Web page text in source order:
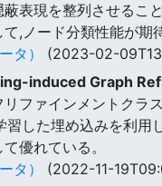
蔽表現を整列させる
,ノード分類性能が期
タ）
(2023-02-
induced Graph
ファインメントクラ
した埋め込みを利用
優れている。
タ）
(2022-11-